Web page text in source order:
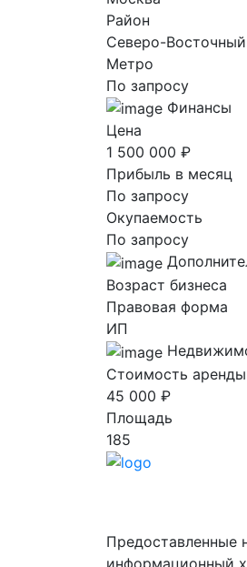
Район
Северо-Восточный
Метро
По запросу
Финансы
Цена
1 500 000 ₽
Прибыль в месяц
По запросу
Окупаемость
По запросу
Возраст бизнеса
Правовая форма
ИП
Стоимость аренды
45 000 ₽
Площадь
185
Предоставленные
информационный